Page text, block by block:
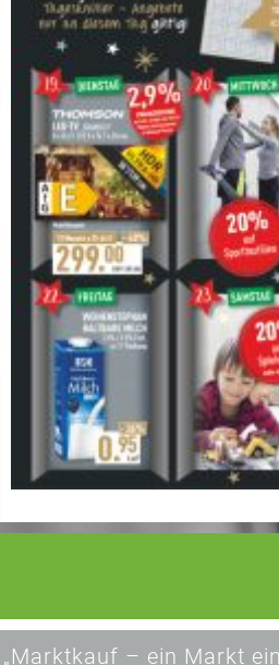
„Marktkauf – ein Markt